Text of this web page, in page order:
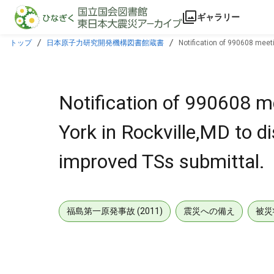
本文に飛ぶ
ギャラリー
トップ 日本原子力研究開発機構図書館蔵書 Notification of 990608
Notification of 990608
York in Rockville,MD to
improved TSs submittal.
福島第一原発事故 (2011) 震災への備え 被災